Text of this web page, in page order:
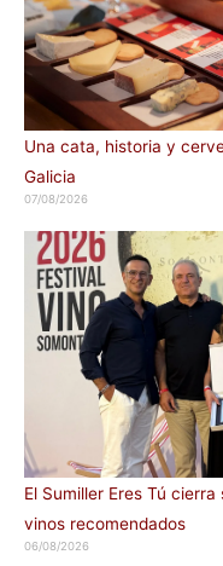
Una cata, historia y
Galicia
07/08/2026
El Sumiller Eres Tú
vinos recomendados
06/08/2026